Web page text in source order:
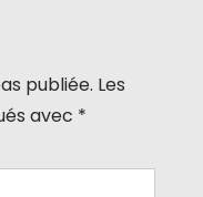
publiée. Les
avec *